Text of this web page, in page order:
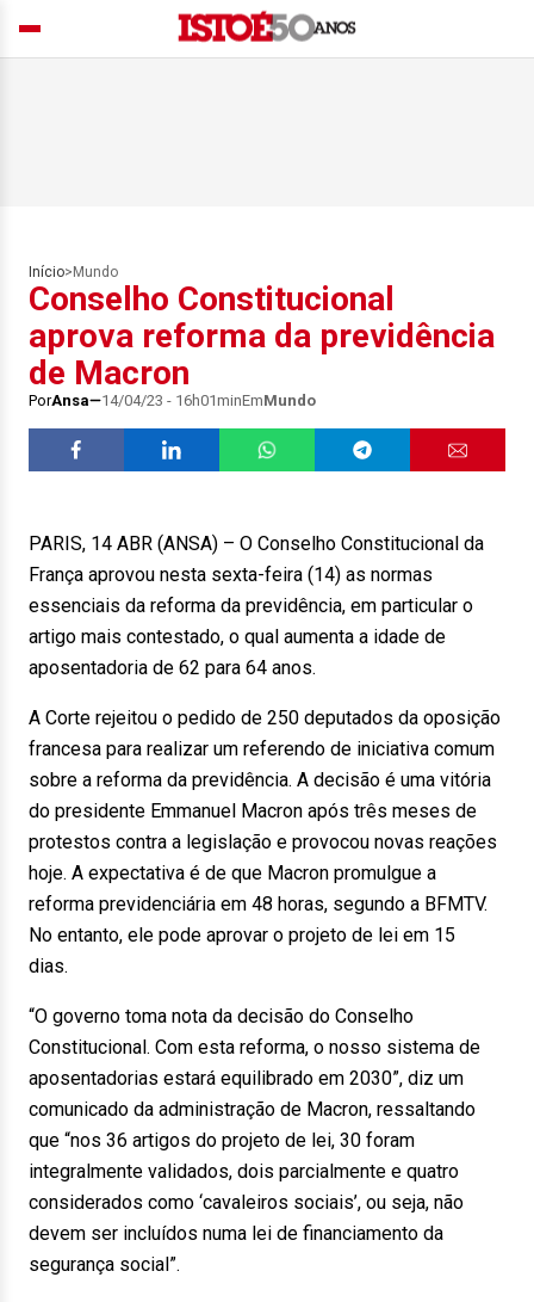
Início> Mundo
Conselho Constitucional
aprova reforma da previdência
de Macron
PorAnsa 14/04/23 - 16h01minEmMundo
PARIS, 14 ABR (ANSA) – O Conselho Constitucional da
França aprovou nesta sexta-feira (14) as normas
essenciais da reforma da previdência, em particular o
artigo mais contestado, o qual aumenta a idade de
aposentadoria de 62 para 64 anos.
A Corte rejeitou o pedido de 250 deputados da oposição
francesa para realizar um referendo de iniciativa comum
sobre a reforma da previdência. A decisão é uma vitória
do presidente Emmanuel Macron após três meses de
protestos contra a legislação e provocou novas reações
hoje. A expectativa é de que Macron promulgue a
reforma previdenciária em 48 horas, segundo a BFMTV.
No entanto, ele pode aprovar o projeto de lei em 15
dias.
“O governo toma nota da decisão do Conselho
Constitucional. Com esta reforma, o nosso sistema de
aposentadorias estará equilibrado em 2030”, diz um
comunicado da administração de Macron, ressaltando
que “nos 36 artigos do projeto de lei, 30 foram
integralmente validados, dois parcialmente e quatro
considerados como ‘cavaleiros sociais’, ou seja, não
devem ser incluídos numa lei de financiamento da
segurança social”.